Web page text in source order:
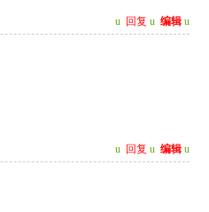
u 回复 u 编辑 u
u 回复 u 编辑 u